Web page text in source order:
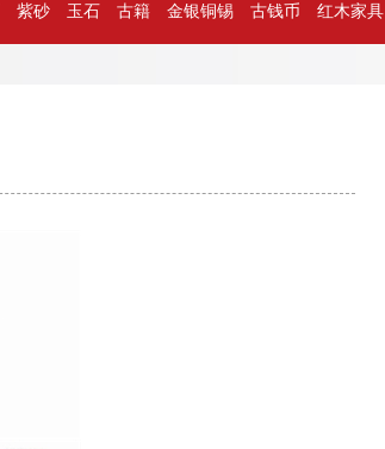
紫砂 玉石 古籍 金银铜锡 古钱币 红木家具